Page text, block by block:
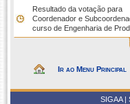
Resultado da votação para
Coordenador e
curso de Engenharia de
Ir ao Menu Principal
SIGAA |